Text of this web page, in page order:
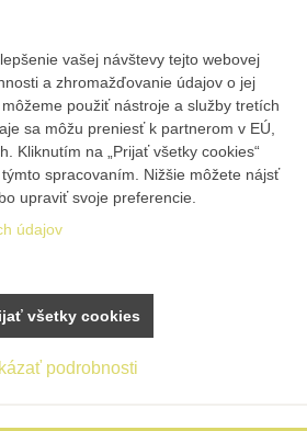
vašej návštevy tejto webovej
a zhromažďovanie údajov o jej
použiť nástroje a služby tretích
sa môžu preniesť k partnerom v EÚ,
Kliknutím na „Prijať všetky cookies“
spracovaním. Nižšie môžete nájsť
upraviť svoje preferencie.
údajov
podrobnosti
všetky cookies